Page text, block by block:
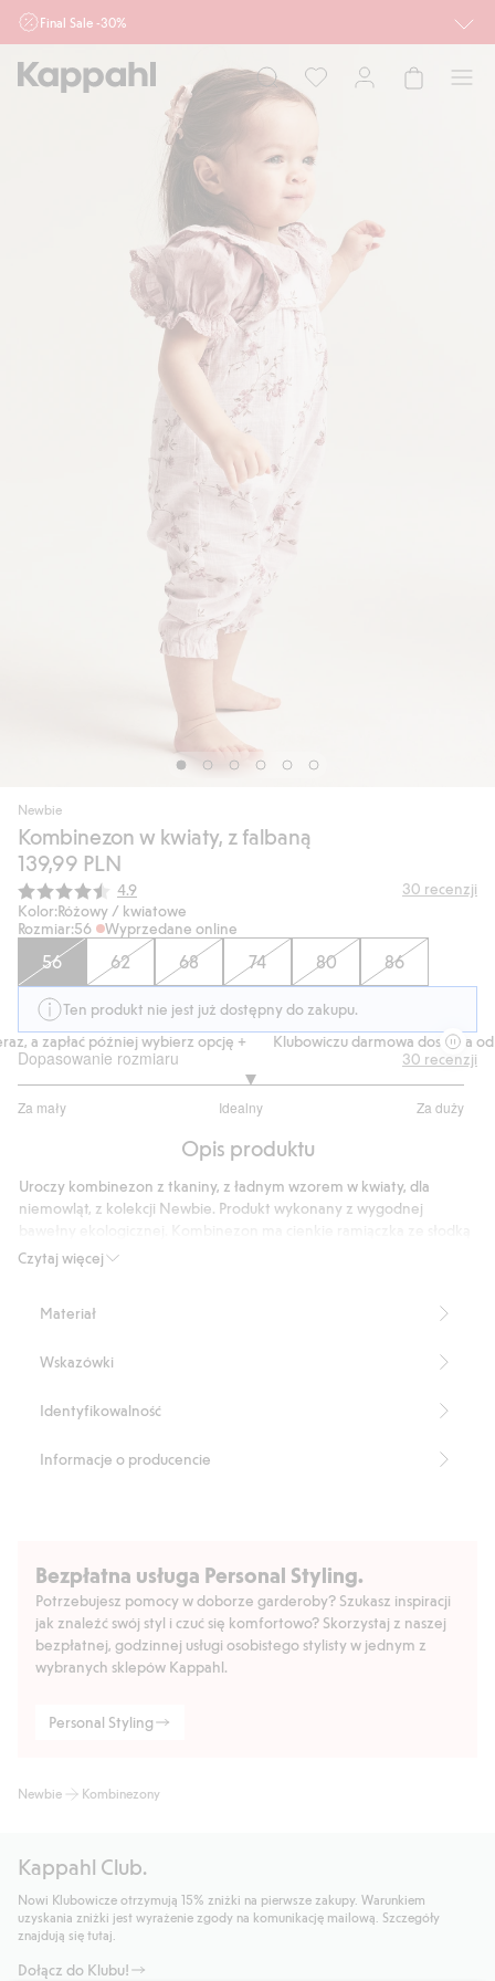
Final Sale -30%
działu outlet do 10.8 w sklepach Kappahl i Newbie oraz na kappahl.com. Ofert
nie łączymy
Mężczyzna
Newbie
Kombinezon w kwiaty, z falbaną
139,99 PLN
Średnia ocena:
4.9 30 recenzji
Kolor:Różowy / kwiatowe
Rozmiar:56 Wyprzedane online
56 62 68 74 80 86
Ten produkt nie jest już dostępny do zakupu.
a zapłać później wybierz opcję +
Klubowiczu darmowa dostawa od
Dopasowanie rozmiaru
Za mały Idealny Za duży
na
27
głosów
30 recenzji
Opis produktu
Czytaj więcej
Uroczy kombinezon z tkaniny, z ładnym wzorem w kwiaty, dla
niemowląt, z kolekcji Newbie. Produkt wykonany z wygodnej
falbaną, kieszeń z tyłu i ściągacz z falbaną w nogawkach. Guziki z tyłu
Numer artykułu
Materiał
Wskazówki
Identyfikowalność
Informacje o producencie
Bezpłatna usługa Personal Styling.
Potrzebujesz pomocy w doborze garderoby? Szukasz inspiracji
jak znaleźć swój styl i czuć się komfortowo? Skorzystaj z naszej
bezpłatnej, godzinnej usługi osobistego stylisty w jednym z
wybranych sklepów Kappahl.
Personal Styling
Newbie Kombinezony
Kappahl Club.
Nowi Klubowicze otrzymują 15% zniżki na pierwsze zakupy. Warunkiem
uzyskania zniżki jest wyrażenie zgody na komunikację mailową. Szczegóły
znajdują się tutaj.
Dołącz do Klubu!